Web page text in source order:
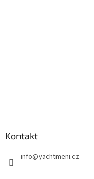
Kontakt
info@yachtmeni.cz